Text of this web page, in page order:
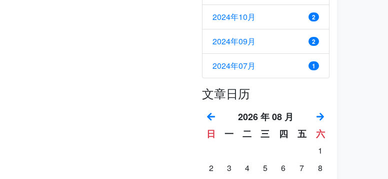
2024年10月 2
2024年09月 2
2024年07月 1
文章日历
2026 年 08 月
日
一 二 三 四 五 六
1
2
3 4 5 6 7
8